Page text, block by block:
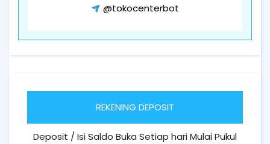
@tokocenterbot
REKENING DEPOSIT
Deposit / Isi Saldo Buka Setiap hari Mulai Pukul